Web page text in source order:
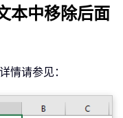
本中移除后面
情请参见：